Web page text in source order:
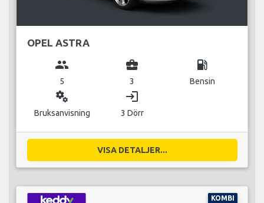
OPEL ASTRA
group
5
business_center
3
local_gas_station
Bensin
miscellaneous_services
Bruksanvisning
login
3 Dörr
VISA DETALJER...
KOMBI